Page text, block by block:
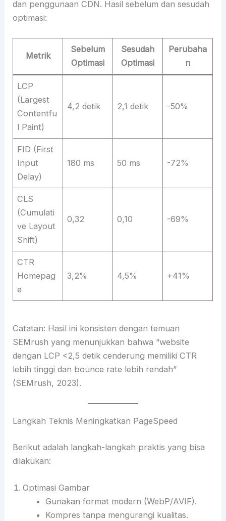
dan penggunaan CDN. Hasil sebelum dan sesudah
optimasi:
Metrik
Sebelum
Optimasi
Sesudah
Optimasi
Perubaha
n
LCP
(Largest
Contentfu
l Paint)
4,2 detik 2,1 detik -50%
FID (First
Input
Delay)
180 ms 50 ms -72%
CLS
(Cumulati
ve Layout
Shift)
0,32 0,10 -69%
CTR
Homepag
e
3,2% 4,5% +41%
Catatan: Hasil ini konsisten dengan temuan
SEMrush yang menunjukkan bahwa “website
dengan LCP <2,5 detik cenderung memiliki CTR
lebih tinggi dan bounce rate lebih rendah”
(SEMrush, 2023).
Langkah Teknis Meningkatkan PageSpeed
Berikut adalah langkah-langkah praktis yang bisa
dilakukan:
Optimasi Gambar
Gunakan format modern (WebP/AVIF).
Kompres tanpa mengurangi kualitas.